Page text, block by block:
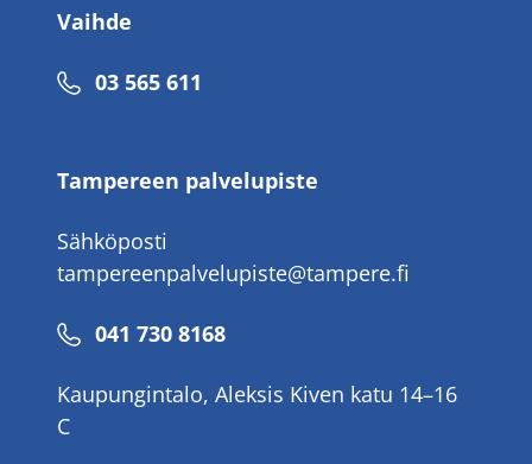
Vaihde
Puhelinnumero
03 565 611
Tampereen palvelupiste
Sähköposti
tampereenpalvelupiste@tampere.fi
Puhelinnumero
041 730 8168
Kaupungintalo, Aleksis Kiven katu 14–16
C